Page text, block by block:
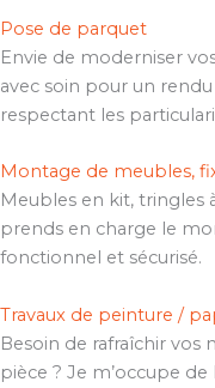
Pose de parquet
Envie de moderniser
avec soin pour un
respectant les
Montage de meubles,
Meubles en kit, tringles
prends en charge le
fonctionnel et sécurisé.
Travaux de peinture /
Besoin de rafraîchir vos
pièce ? Je m’occupe